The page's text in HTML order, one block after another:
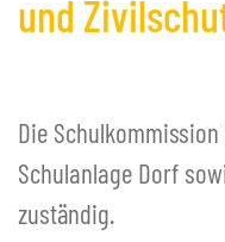
und
Die
Schulanlage Dorf
zuständig.